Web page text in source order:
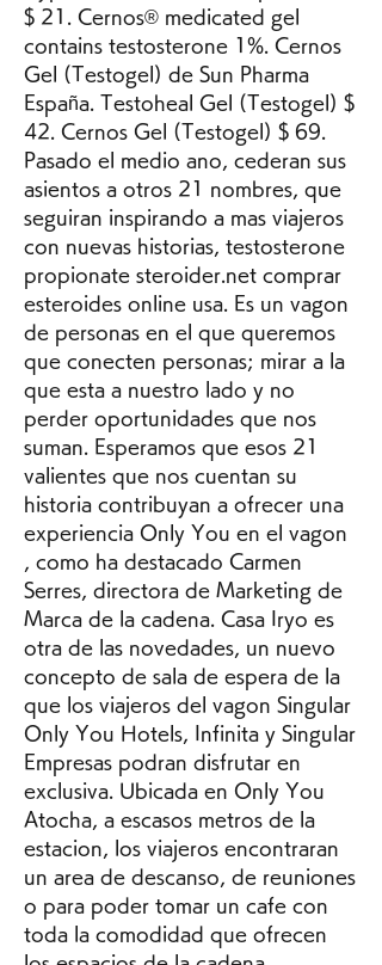
$ 21. Cernos® medicated gel
contains testosterone 1%. Cernos
Gel (Testogel) de Sun Pharma
España. Testoheal Gel (Testogel) $
42. Cernos Gel (Testogel) $ 69.
Pasado el medio ano, cederan sus
asientos a otros 21 nombres, que
seguiran inspirando a mas viajeros
con nuevas historias, testosterone
propionate steroider.net comprar
esteroides online usa. Es un vagon
de personas en el que queremos
que conecten personas; mirar a la
que esta a nuestro lado y no
perder oportunidades que nos
suman. Esperamos que esos 21
valientes que nos cuentan su
historia contribuyan a ofrecer una
experiencia Only You en el vagon
, como ha destacado Carmen
Serres, directora de Marketing de
Marca de la cadena. Casa Iryo es
otra de las novedades, un nuevo
concepto de sala de espera de la
que los viajeros del vagon Singular
Only You Hotels, Infinita y Singular
Empresas podran disfrutar en
exclusiva. Ubicada en Only You
Atocha, a escasos metros de la
estacion, los viajeros encontraran
un area de descanso, de reuniones
o para poder tomar un cafe con
toda la comodidad que ofrecen